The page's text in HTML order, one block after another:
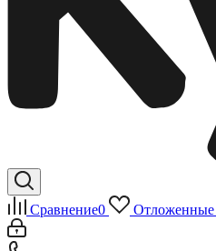
Сравнение0 Отложенные